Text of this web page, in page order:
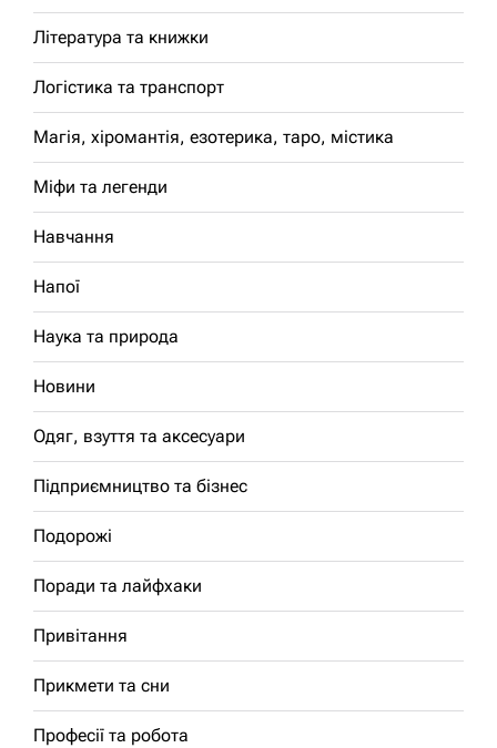
Література та книжки
Логістика та транспорт
Магія, хіромантія, езотерика, таро, містика
Міфи та легенди
Навчання
Напої
Наука та природа
Новини
Одяг, взуття та аксесуари
Підприємництво та бізнес
Подорожі
Поради та лайфхаки
Привітання
Прикмети та сни
Професії та робота